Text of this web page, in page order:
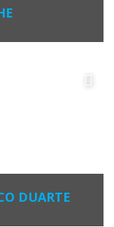
A semana passada deu
DUARTE